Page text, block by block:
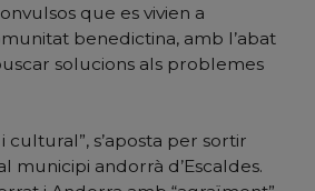
que es vivien a
benedictina, amb l’abat
solucions als problemes
s’aposta per sortir
municipi andorrà d’Escaldes.